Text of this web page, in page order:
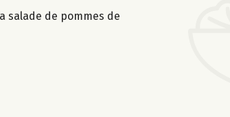
salade de pommes de